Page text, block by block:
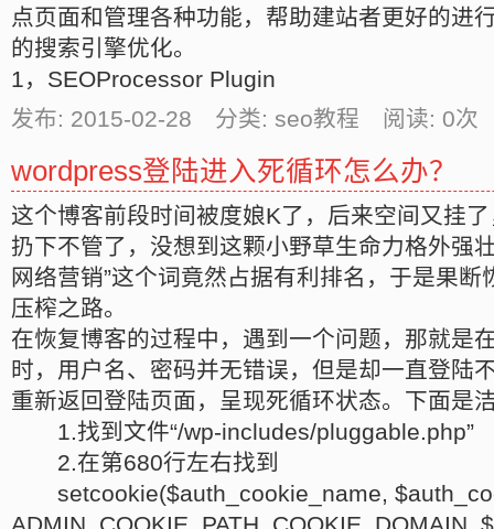
点页面和管理各种功能，帮助建站者更好的进
的搜索引擎优化。
1，SEOProcessor Plugin
发布: 2015-02-28 分类: seo教程 阅读: 0次
wordpress登陆进入死循环怎么办？
这个博客前段时间被度娘K了，后来空间又挂
扔下不管了，没想到这颗小野草生命力格外强
网络营销”这个词竟然占据有利排名，于是果
压榨之路。
在恢复博客的过程中，遇到一个问题，那就是
时，用户名、密码并无错误，但是却一直登陆
重新返回登陆页面，呈现死循环状态。下面是
1.找到文件“/wp-includes/pluggable.php”
2.在第680行左右找到
setcookie($auth_cookie_name,